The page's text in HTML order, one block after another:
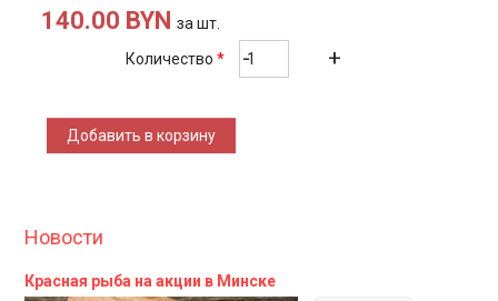
140.00 BYN за шт.
Количество*
Новости
Красная рыба на акции в Минске